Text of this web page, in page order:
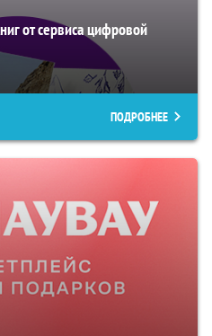
от сервиса цифровой
ПОДРОБНЕЕ